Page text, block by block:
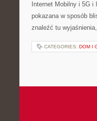
Internet Mobilny i 5G
pokazana w sposób
znaleźć tu
CATEGORIES: DOM I